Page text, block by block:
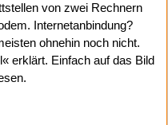
von zwei Rechnern
Internetanbindung?
ohnehin noch nicht.
erklärt. Einfach auf das Bild